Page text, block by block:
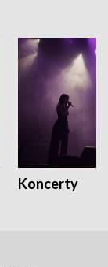
Koncerty